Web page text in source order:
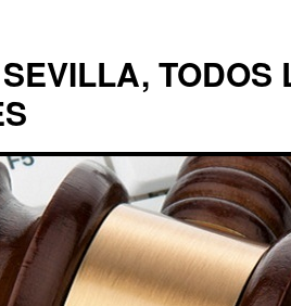
TODOS